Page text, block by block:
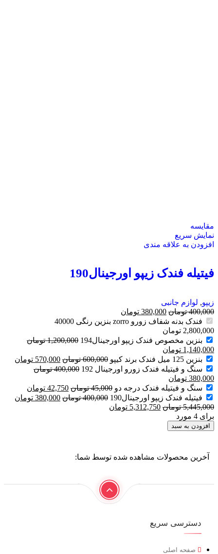
مقايسه
نمایش سریع
افزودن به علاقه مندی
فیتیله فندک زیپو اورجینال190
زیپو, لوازم جانبی
400,000 تومان 380,000 تومان
فندک بدنه شفاف زورو zorro بنزین رنگی 40000
2,800,000 تومان
بنزین مخصوص فندک زیپو اورجینال194
1,200,000 تومان
1,140,000 تومان
بنزین 125 میل فندک برند کیپو
600,000 تومان 570,000 تومان
سنگ و فیتیله فندک زورو اورجینال 192
400,000 تومان
380,000 تومان
سنگ و فیتیله فندک درجه دو 45,000 تومان 42,750 تومان
فیتیله فندک زیپو اورجینال190
400,000 تومان 380,000 تومان
5,445,000 تومان 5,312,750 تومان
برای 4 مورد
افزودن به سبد
آخرین محصولات مشاهده شده توسط شما:
دسترسی سریع
صفحه اصلی